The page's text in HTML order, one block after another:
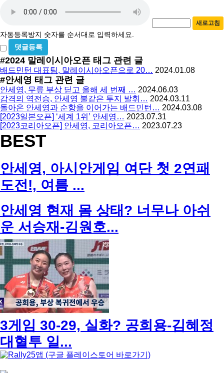
수
록
방
지
새로고침
자동등록방지 숫자를 순서대로 입력하세요.
비
밀
글
사
용
#2024 말레이시아오픈 태그 관련 글
배드민턴 대표팀, 말레이시아오픈으로 20… 2024.01.08
#안세영 태그 관련 글
안세영, 무릎 부상 딛고 올해 세 번째 … 2024.06.03
감격의 역전승, 안세영 불같은 투지 발휘… 2024.03.11
돌아온 안세영과 순항을 이어가는 배드민턴… 2024.03.08
[2023일본오픈] ‘세계 1위’ 안세영… 2023.07.31
[2023코리아오픈] 안세영, 코리아오픈… 2023.07.23
BEST
안세영, 아시안게임 여단 첫 2연패
도전!, 여름 ...
안세영 현재 몸 상태? 너무나 아쉬
운 서승재-김원호...
3게임 30-29, 실화? 공희용-김혜정
대혈투 일...